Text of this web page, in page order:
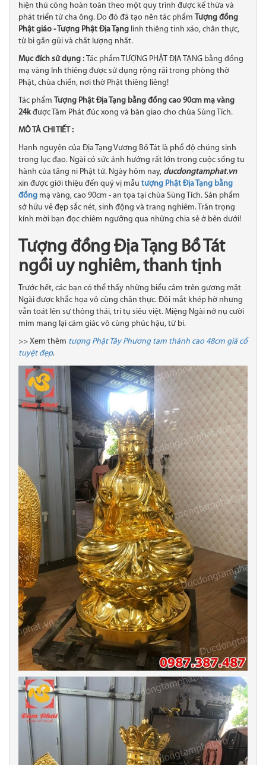
hiện thủ công hoàn toàn theo một quy trình được kế thừa và
phát triển từ cha ông. Do đó đã tạo nên tác phẩm
Tượng đồng
Phật giáo - Tượng Phật Địa Tạng linh thiêng tinh xảo, chân thực​,
từ bi gần gũi và chất lượng nhất.
Mục đích sử dụng : Tác phẩm TƯỢNG PHẬT ĐỊA TẠNG bằng đồng
mạ vàng lnh thiêng được sử dụng rộng rãi trong phòng thờ
Phật, chùa chiền, nơi thờ Phật thiêng liêng!
Tác phẩm
Tượng Phật Địa Tạng bằng đồng cao 90cm mạ vàng
24kđược Tâm Phát đúc xong và bàn giao cho chùa Sùng Tích.
MÔ TẢ CHI TIẾT :
Hạnh nguyện của Địa Tạng Vương Bồ Tát là phổ độ chúng sinh
trong lục đạo. Ngài có sức ảnh hưởng rất lớn trong cuộc sống tu
hành của tăng ni Phật tử. Ngày hôm nay, ducdongtamphat.vn
xin được giới thiệu đến quý vị mẫu tượng Phật Địa Tạng bằng
đồng mạ vàng, cao 90cm - an tọa tại chùa Sùng Tích. Sản phẩm
sở hữu vẻ đẹp sắc nét, sinh động và trang nghiêm. Trân trọng
kính mời bạn đọc chiêm ngưỡng qua những chia sẻ ở bên dưới!
Tượng đồng Địa Tạng Bồ Tát
ngồi uy nghiêm, thanh tịnh
Trước hết, các bạn có thể thấy những biểu cảm trên gương mặt
Ngài được khắc họa vô cùng chân thực. Đôi mắt khép hờ nhưng
vẫn toát lên sự thông thái, trí tụ siêu việt. Miệng Ngài nở nụ cười
mỉm mang lại cảm giác vô cùng phúc hậu, từ bi.
>> Xem thêm tượng Phật Tây Phương tam thánh cao 48cm giả cổ
tuyệt đẹp.